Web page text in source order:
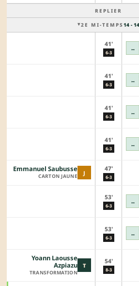
REPLIER
2E MI-TEMPS 14 - 14
41'
6-3
↔
41'
6-3
↔
41'
6-3
↔
41'
6-3
↔
J
Emmanuel Saubusse
CARTON JAUNE
47'
6-3
53'
6-3
↔
53'
6-3
↔
T
Yoann Laousse
Azpiazu
TRANSFORMATION
54'
8-3